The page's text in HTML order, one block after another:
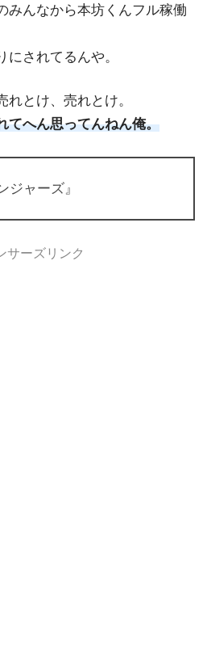
みんなから本坊くんフル稼働
されてるんや。
とけ、売れとけ。
てへん思ってんねん俺。
ジャーズ』
サーズリンク